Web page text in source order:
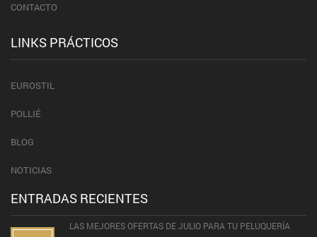
CONTACTO
LINKS PRÁCTICOS
EUROSTIL
POLLIÉ
BLOG
NOTICIAS
ENTRADAS RECIENTES
LAS MEJORES OFERTAS DE JULIO PARA TU PELUQUERÍA